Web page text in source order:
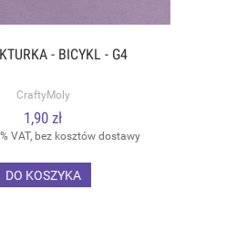
- BICYKL - G4
CraftyMoly
1,90 zł
VAT, bez kosztów dostawy
DO KOSZYKA